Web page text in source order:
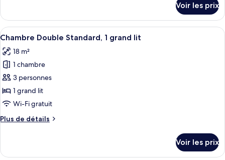
Standard,
2
lits
une
place
le
type
de
Chambre
Double
Standard,
2
lits
une
place
Voir les prix
Afficher
toutes
les
photos
pour
ce
type
chambre :
Une chambre d’hôtel avec un grand
5
Chambre Double Standard, 1 grand lit
18 m²
1 chambre
3 personnes
1 grand lit
Wi-Fi gratuit
Plus de détails
Plus
le
Voir les prix